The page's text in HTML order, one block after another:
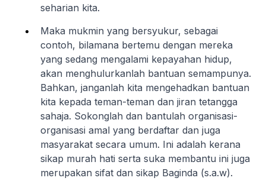
seharian kita.
Maka mukmin yang bersyukur, sebagai
contoh, bilamana bertemu dengan mereka
yang sedang mengalami kepayahan hidup,
akan menghulurkanlah bantuan semampunya.
Bahkan, janganlah kita mengehadkan bantuan
kita kepada teman-teman dan jiran tetangga
sahaja. Sokonglah dan bantulah organisasi-
organisasi amal yang berdaftar dan juga
masyarakat secara umum. Ini adalah kerana
sikap murah hati serta suka membantu ini juga
merupakan sifat dan sikap Baginda (s.a.w).